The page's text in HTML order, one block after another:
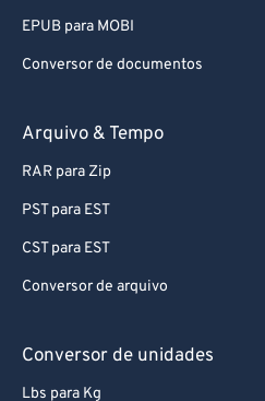
EPUB para MOBI
Conversor de documentos
Arquivo & Tempo
RAR para Zip
PST para EST
CST para EST
Conversor de arquivo
Conversor de unidades
Lbs para Kg